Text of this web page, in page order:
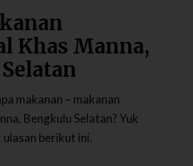
Khas Manna,
makanan – makanan
Bengkulu Selatan? Yuk
ulasan berikut ini.